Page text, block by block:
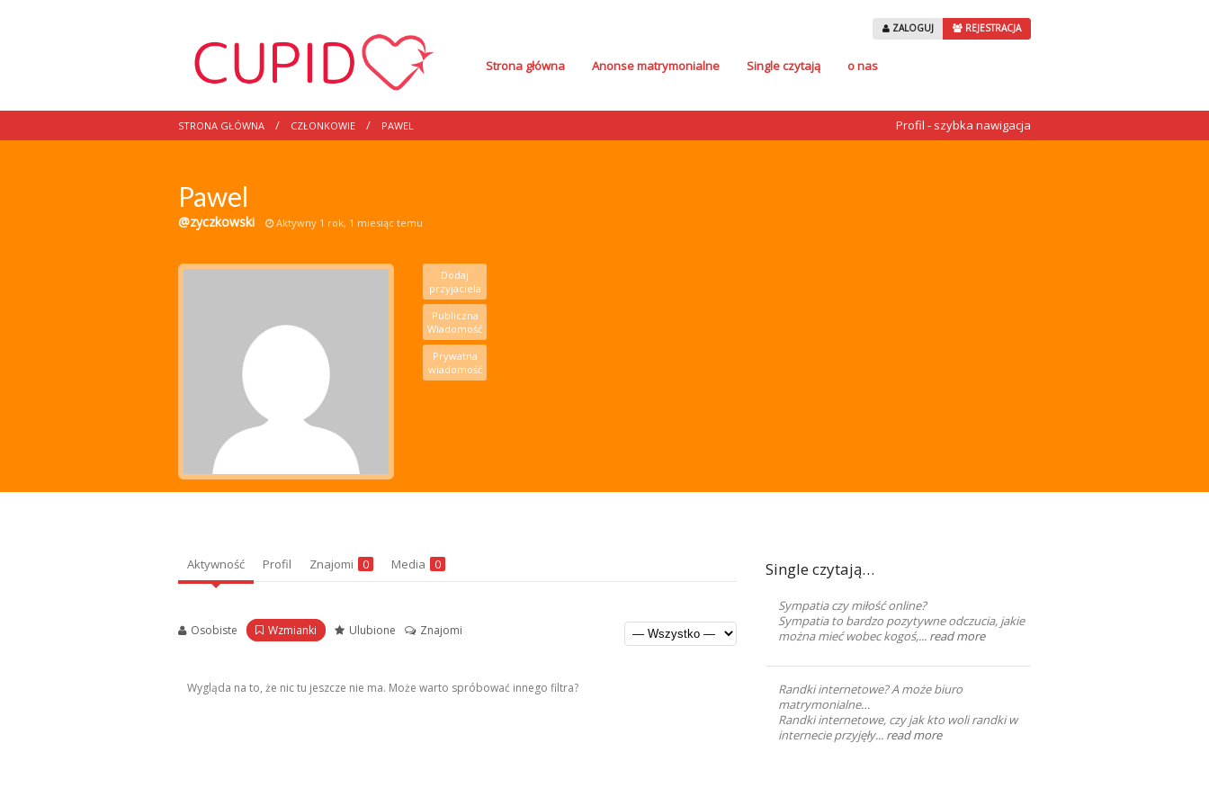
ZALOGUJ REJESTRACJA
Strona główna Anonse matrymonialne Single czytają o nas
STRONA GŁÓWNA CZŁONKOWIE PAWEL Profil - szybka nawigacja
Pawel
@zyczkowski Aktywny 1 rok, 1 miesiąc temu
Dodaj
przyjaciela
Publiczna
Wiadomość
Prywatna
wiadomość
Aktywność Profil Znajomi 0 Media 0
Osobiste Wzmianki Ulubione Znajomi
Wygląda na to, że nic tu jeszcze nie ma. Może warto spróbować innego filtra?
Single czytają…
Sympatia czy miłość online?
Sympatia to bardzo pozytywne odczucia, jakie
można mieć wobec kogoś,... read more
Randki internetowe? A może biuro
matrymonialne…
Randki internetowe, czy jak kto woli randki w
internecie przyjęły... read more